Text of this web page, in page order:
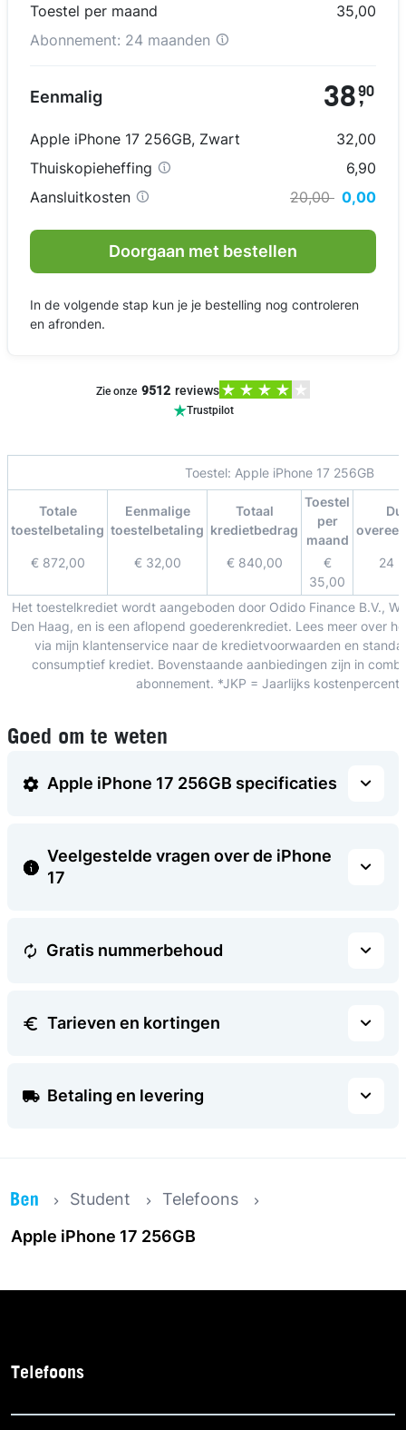
Toestel per maand
35,00
Abonnement: 24 maanden
Eenmalig 38,
90
Apple iPhone 17 256GB, Zwart
32,00
Thuiskopieheffing
6,90
Aansluitkosten
20,00 0,00
Doorgaan met bestellen
In de volgende stap kun je je bestelling nog controleren
en afronden.
Zie onze 9512 reviews
Trustpilot
Toestel: Apple iPhone 17 256GB
Totale
toestelbetaling
Eenmalige
toestelbetaling
Totaal
kredietbedrag
Toestel
per
maand
€ 872,00 € 32,00 € 840,00
€
35,00
24
Het toestelkrediet wordt aangeboden door Odido Finance B.V.,
Den Haag, en is een aflopend goederenkrediet. Lees meer over
via mijn klantenservice naar de kredietvoorwaarden en
consumptief krediet. Bovenstaande aanbiedingen zijn in
abonnement. *JKP = Jaarlijks
Goed om te weten
Apple iPhone 17 256GB specificaties
Veelgestelde vragen over de iPhone
17
Gratis nummerbehoud
Tarieven en kortingen
Betaling en levering
Student
Telefoons
Apple iPhone 17 256GB
Telefoons